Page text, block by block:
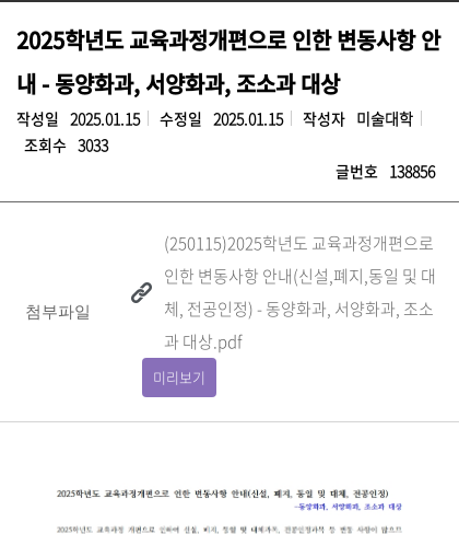
2025학년도 교육과정개편으로 인한 변동사항 안
내 - 동양화과, 서양화과, 조소과 대상
작성일 2025.01.15 수정일 2025.01.15 작성자 미술대학
조회수 3033
글번호 138856
첨부파일
(250115)2025학년도 교육과정개편으로
인한 변동사항 안내(신설,폐지,동일 및 대
체, 전공인정) - 동양화과, 서양화과, 조소
과 대상.pdf
미리보기